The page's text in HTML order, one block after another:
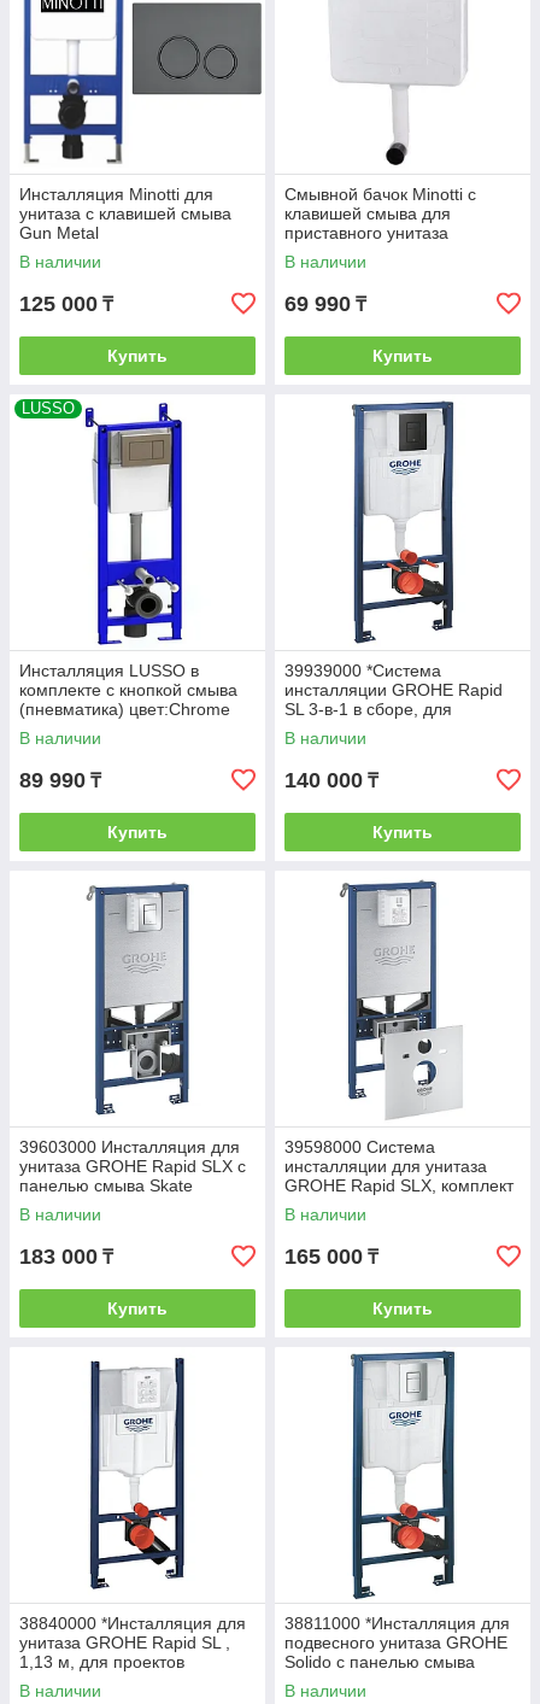
Инсталляция Minotti для
унитаза c клавишей смыва
Gun Metal
В наличии
125 000 ₸
Купить
Смывной бачок Minotti c
клавишей смыва для
приставного унитаза
В наличии
69 990 ₸
Купить
LUSSO
Инсталляция LUSSO в
комплекте с кнопкой смыва
(пневматика) цвет:Chrome
В наличии
89 990 ₸
Купить
39939000 *Система
инсталляции GROHE Rapid
SL 3-в-1 в сборе, для
подвесного унитаза,
фантомный черный
В наличии
140 000 ₸
Купить
39603000 Инсталляция для
унитаза GROHE Rapid SLX с
панелью смыва Skate
Cosmopolitan S
В наличии
183 000 ₸
Купить
39598000 Система
инсталляции для унитаза
GROHE Rapid SLX, комплект
3-в-1 (1,13 м)
В наличии
165 000 ₸
Купить
38840000 *Инсталляция для
унитаза GROHE Rapid SL ,
1,13 м, для проектов
В наличии
38811000 *Инсталляция для
подвесного унитаза GROHE
Solido с панелью смыва
Skate Cosmo,комплект 3-1
В наличии